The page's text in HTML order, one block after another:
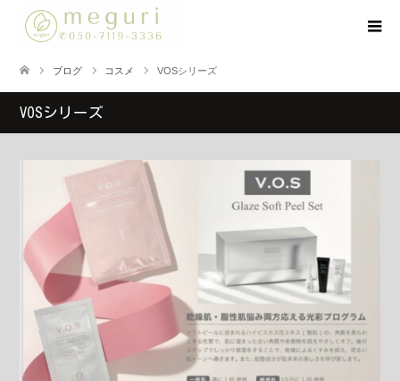
ブログ コスメ VOSシリーズ
VOSシリーズ